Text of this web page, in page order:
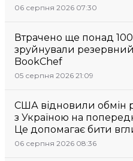
06 серпня 2026 07:30
Втрачено ще понад
зруйнували
BookChef
05 серпня 2026 21:09
США відновили обмін
з Україною на
Це допомагає бити
06 серпня 2026 08:36